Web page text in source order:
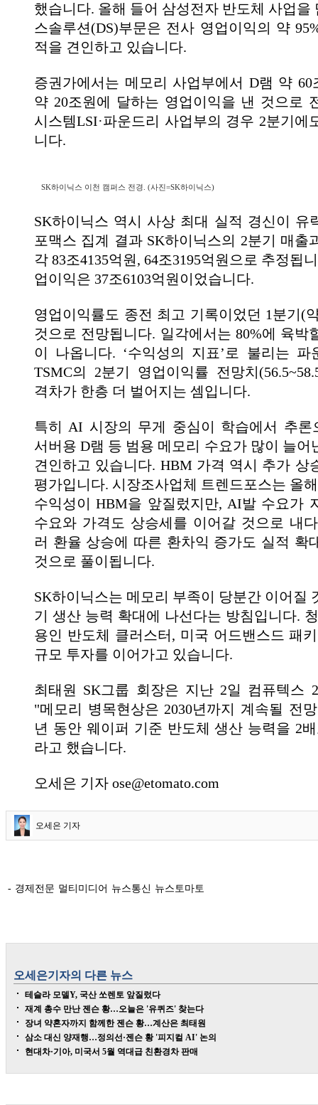
했습니다. 올해 들어 삼성전자 반도체 사업을
스솔루션(DS)부문은 전사 영업이익의 약
적을 견인하고 있습니다.
증권가에서는 메모리 사업부에서 D램 약 60
약 20조원에 달하는 영업이익을 낸 것으로
시스템LSI·파운드리 사업부의 경우 2분기에
니다.
SK하이닉스 이천 캠퍼스 전경. (사진=SK하이닉스)
SK하이닉스 역시 사상 최대 실적 경신이 유
포맥스 집계 결과 SK하이닉스의 2분기 매출
각 83조4135억원, 64조3195억원으로 추정됩
업이익은 37조6103억원이었습니다.
영업이익률도 종전 최고 기록이었던 1분기(
것으로 전망됩니다. 일각에서는 80%에 육박
이 나옵니다. ‘수익성의 지표’로 불리는 파
TSMC의 2분기 영업이익률 전망치
격차가 한층 더 벌어지는 셈입니다.
특히 AI 시장의 무게 중심이 학습에서 추론
서버용 D램 등 범용 메모리 수요가 많이 늘어
견인하고 있습니다. HBM 가격 역시 추가 상
평가입니다. 시장조사업체 트렌드포스는 올
수익성이 HBM을 앞질렀지만, AI발 수요가
수요와 가격도 상승세를 이어갈 것으로 내
러 환율 상승에 따른 환차익 증가도 실적 확
것으로 풀이됩니다.
SK하이닉스는 메모리 부족이 당분간 이어질
기 생산 능력 확대에 나선다는 방침입니다.
용인 반도체 클러스터, 미국 어드밴스드 패
규모 투자를 이어가고 있습니다.
최태원 SK그룹 회장은 지난 2일 컴퓨텍스
"메모리 병목현상은 2030년까지 계속될 전
년 동안 웨이퍼 기준 반도체 생산 능력을 2
라고 했습니다.
오세은 기자 ose@etomato.com
오세은 기자
- 경제전문 멀티미디어 뉴스통신 뉴스토마토
오세은기자의 다른 뉴스
테슬라 모델Y, 국산 쏘렌토 앞질렀다
재계 총수 만난 젠슨 황…오늘은 '유퀴즈' 찾는다
장녀 약혼자까지 함께한 젠슨 황…계산은 최태원
삼소 대신 양재행…정의선·젠슨 황 '피지컬 AI' 논의
현대차·기아, 미국서 5월 역대급 친환경차 판매